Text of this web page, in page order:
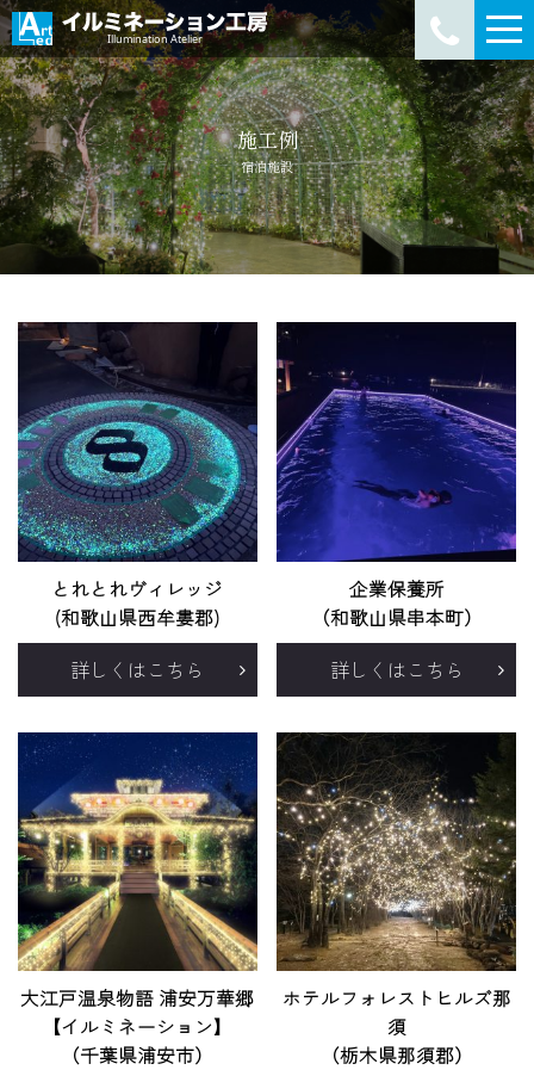
施工例
宿泊施設
とれとれヴィレッジ
(和歌山県西牟婁郡)
詳しくはこちら
企業保養所
（和歌山県串本町）
詳しくはこちら
大江戸温泉物語 浦安万華郷
【イルミネーション】
（千葉県浦安市）
ホテルフォレストヒルズ那
須
（栃木県那須郡）